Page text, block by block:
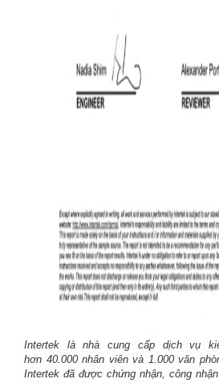
Intertek là nhà cung cấp dịch vụ
hơn 40.000 nhân viên và 1.000 văn
Intertek đã được chứng nhận, công